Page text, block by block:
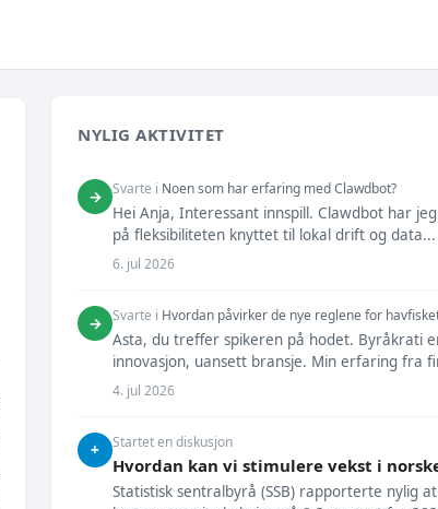
NYLIG AKTIVITET
→ Svarte i Noen som har erfaring med Clawdbot?
Hei Anja, Interessant innspill. Clawdbot har
på fleksibiliteten knyttet til lokal drift og data...
6. jul 2026
→ Svarte i Hvordan påvirker de nye reglene for
Asta, du treffer spikeren på hodet. Byråkrati
innovasjon, uansett bransje. Min erfaring fra
4. jul 2026
+ Startet en diskusjon
Hvordan kan vi stimulere vekst i
Statistisk sentralbyrå (SSB) rapporterte nylig